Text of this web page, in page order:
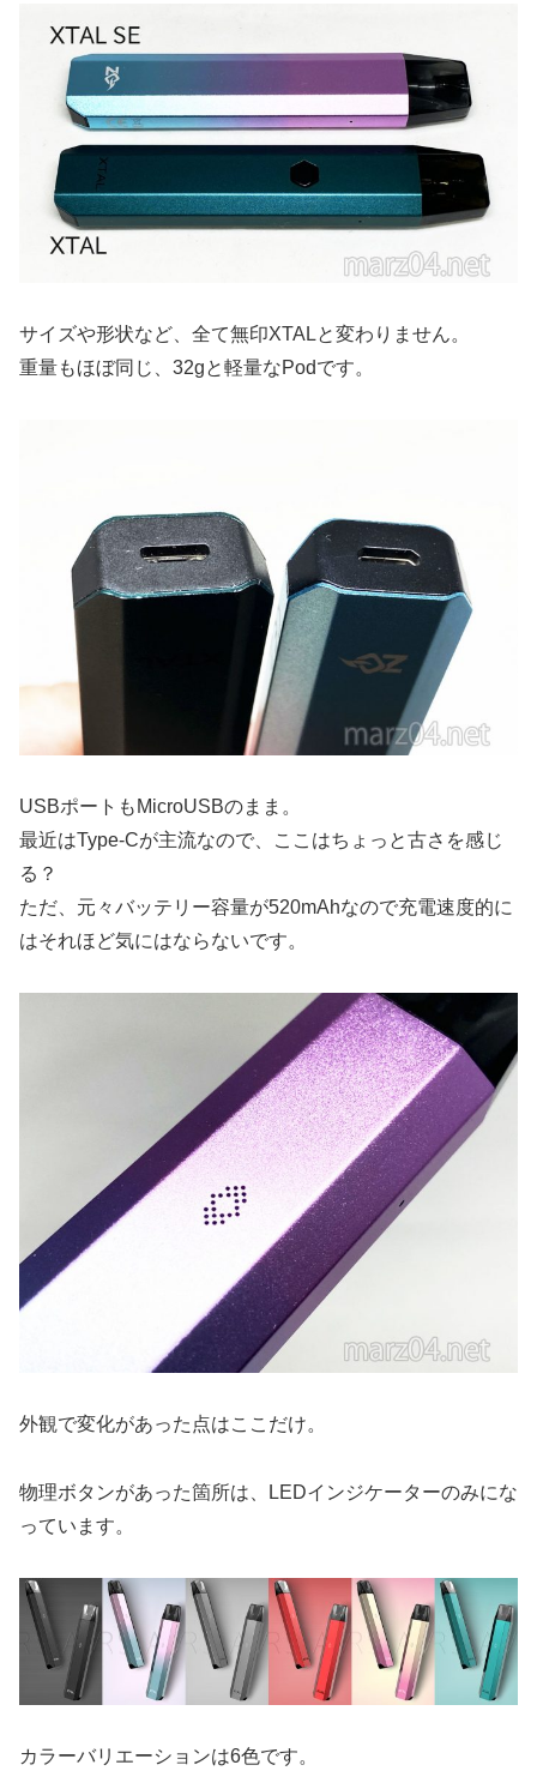
サイズや形状など、全て無印XTALと変わりません。
重量もほぼ同じ、32gと軽量なPodです。
USBポートもMicroUSBのまま。
最近はType-Cが主流なので、ここはちょっと古さを感じ
る？
ただ、元々バッテリー容量が520mAhなので充電速度的に
はそれほど気にはならないです。
外観で変化があった点はここだけ。
物理ボタンがあった箇所は、LEDインジケーターのみにな
っています。
カラーバリエーションは6色です。